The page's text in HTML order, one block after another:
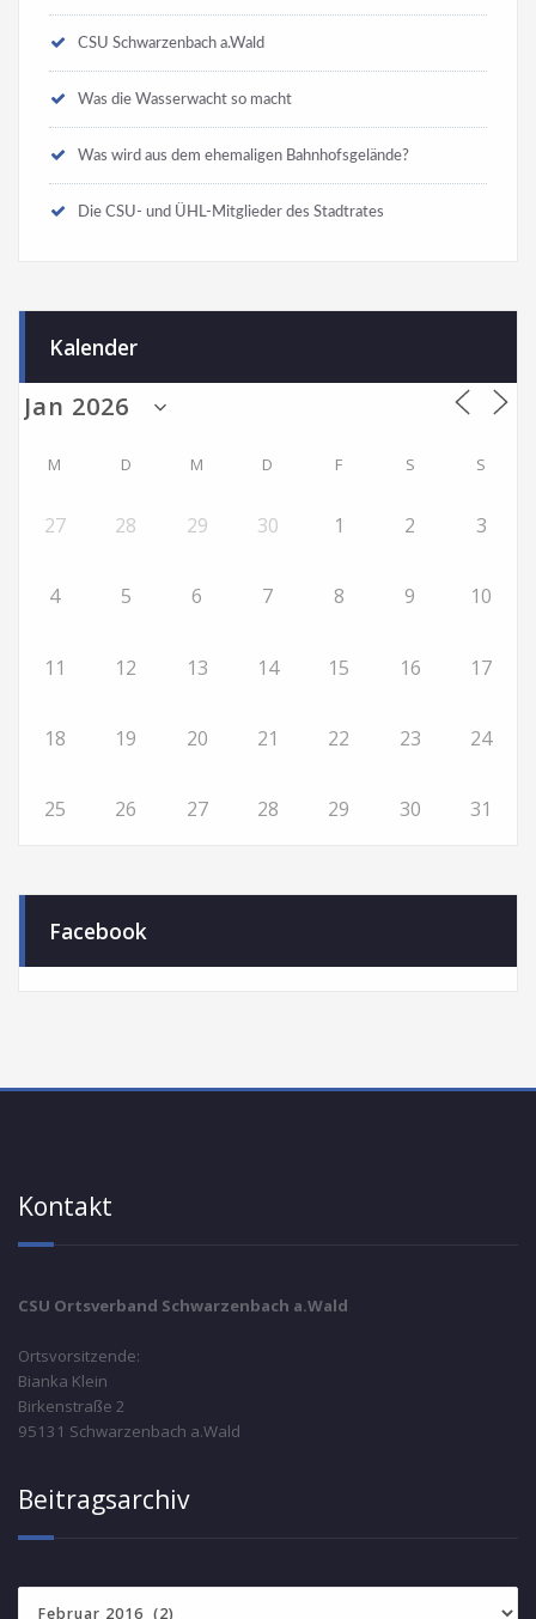
CSU Schwarzenbach a.Wald
Was die Wasserwacht so macht
Was wird aus dem ehemaligen Bahnhofsgelände?
Die CSU- und ÜHL-Mitglieder des Stadtrates
Kalender
M D M D F S S
27 28 29 30 1 2 3
4 5 6 7 8 9 10
11 12 13 14 15 16 17
18 19 20 21 22 23 24
25 26 27 28 29 30 31
Facebook
Kontakt
CSU Ortsverband Schwarzenbach a.Wald
Ortsvorsitzende:
Bianka Klein
Birkenstraße 2
95131 Schwarzenbach a.Wald
Beitragsarchiv